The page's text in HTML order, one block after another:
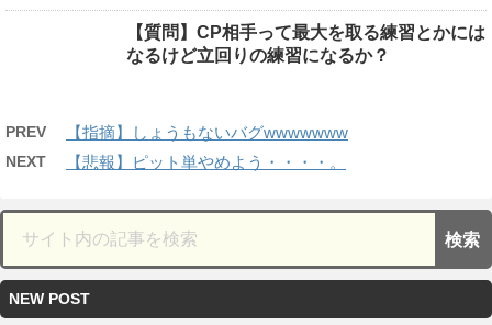
【質問】CP相手って最大を取る練習とかには
なるけど立回りの練習になるか？
PREV 【指摘】しょうもないバグwwwwwww
NEXT 【悲報】ピット単やめよう・・・・。
NEW POST